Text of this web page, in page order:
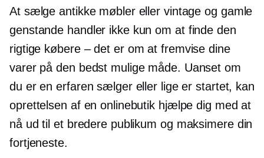
At sælge antikke møbler eller vintage og gamle
genstande handler ikke kun om at finde den
rigtige købere – det erom at fremvise dine
varer på den bedst mulige måde. Uanset om
du er en erfaren sælger eller lige er startet, kan
oprettelsen af ​​en onlinebutik hjælpe dig med at
nå ud til et bredere publikum og maksimere din
fortjeneste.